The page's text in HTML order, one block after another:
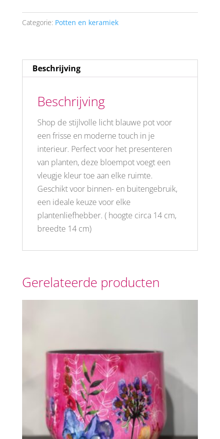
aantal
Categorie: Potten en keramiek
Beschrijving
Beschrijving
Shop de stijlvolle licht blauwe pot voor
een frisse en moderne touch in je
interieur. Perfect voor het presenteren
van planten, deze bloempot voegt een
vleugje kleur toe aan elke ruimte.
Geschikt voor binnen- en buitengebruik,
een ideale keuze voor elke
plantenliefhebber. ( hoogte circa 14 cm,
breedte 14 cm)
Gerelateerde producten